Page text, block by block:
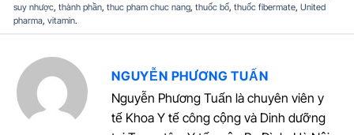
suy nhược, thành phần, thuc pham chuc nang, thuốc bổ, thuốc fibermate, United
pharma, vitamin.
NGUYỄN PHƯƠNG TUẤN
Nguyễn Phương Tuấn là chuyên viên y
tế Khoa Y tế công cộng và Dinh dưỡng